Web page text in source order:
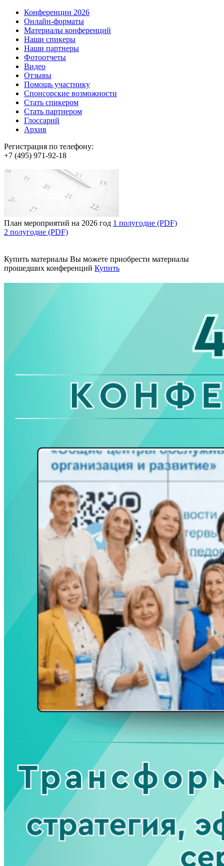
Конференции 2026
Онлайн-форматы
Материалы конференций
Наши спикеры
Наши партнеры
Фотоотчеты
Видео
Отзывы
Помощь участнику
Спонсорские возможности
Стать спикером
Стать партнером
Глоссарий
Архив
Регистрация по телефону:
+7 (495) 971-92-18
План мероприятий на 2026 год 1 полугодие (PDF)
2 полугодие (PDF)
Купить материалы Вы можете приобрести материалы
прошедших конференций Купить